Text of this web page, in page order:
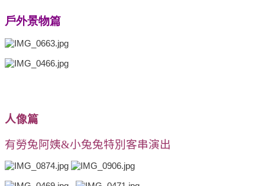
戶外景物篇
人像篇
有勞兔阿姨&小兔兔特別客串演出